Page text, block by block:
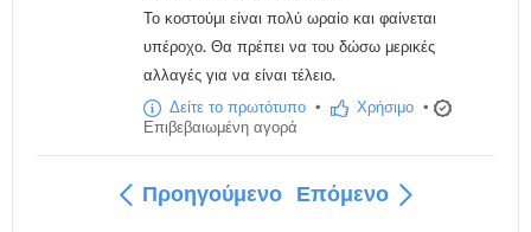
Το κοστούμι είναι πολύ ωραίο και φαίνεται
υπέροχο. Θα πρέπει να του δώσω μερικές
αλλαγές για να είναι τέλειο.
Δείτε το πρωτότυπο • Χρήσιμο •
Επιβεβαιωμένη αγορά
Προηγούμενο Επόμενο